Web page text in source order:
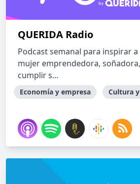
QUERIDA Radio
Podcast semanal para inspirar
mujer emprendedora,
cumplir s...
Economía y empresa Cultura